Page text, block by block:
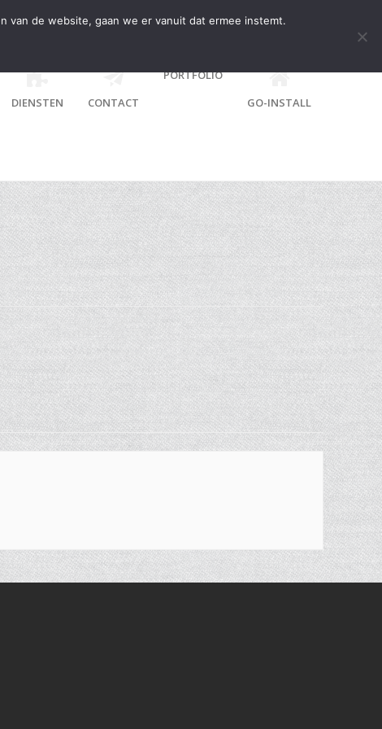
DIENSTEN CONTACT
PORTFOLIO
GO-INSTALL
van de website, gaan we er vanuit dat ermee instemt.